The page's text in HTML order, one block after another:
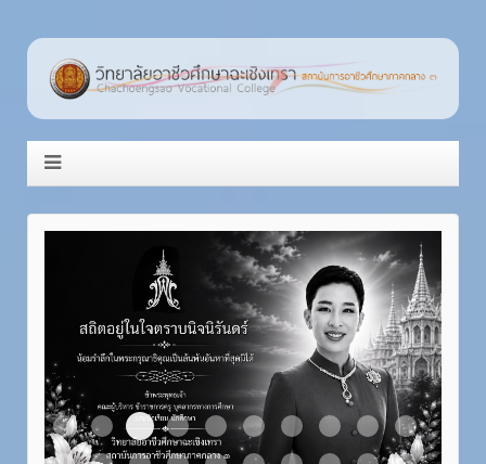
Item 1 Item 2Item 3
Item 4 Item 5 Item 6 Item 7 Item 8Item 9Item 10